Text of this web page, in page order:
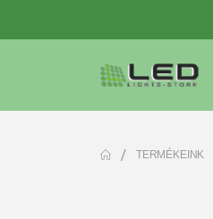
TERMÉKEINK